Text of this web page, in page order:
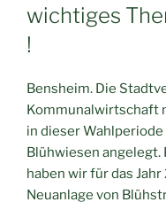
wichtiges
!
Bensheim. Die
Kommunalwirtschaft
in dieser
Blühwiesen angelegt.
haben wir für das
Neuanlage von